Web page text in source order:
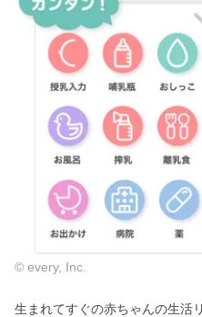
© every, Inc.
生まれてすぐの赤ちゃんの生活